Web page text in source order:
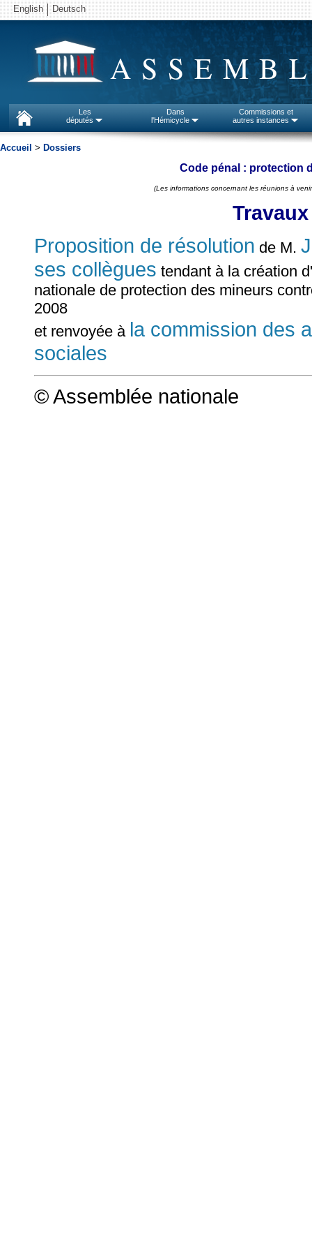
English Deutsch
Les
députés
Dans
l'Hémicycle
Commissions et
autres instances
Accueil > Dossiers
Code pénal : protection
(Les informations concernant les réunions à
Proposition de résolution de M.
ses collègues tendant à la création
nationale de protection des mineurs
2008
et renvoyée à la commission des
sociales
© Assemblée nationale